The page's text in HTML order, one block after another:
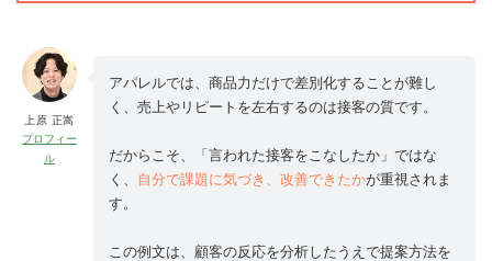
上原 正嵩
プロフィー
ル
アパレルでは、商品力だけで差別化することが難し
く、売上やリピートを左右するのは接客の質です。
だからこそ、「言われた接客をこなしたか」ではな
く、 自分で課題に気づき、改善できたかが重視されま
す。
この例文は、顧客の反応を分析したうえで提案方法を